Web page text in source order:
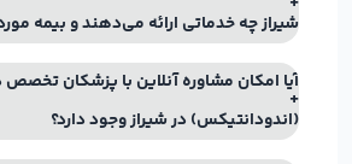
شیراز چه خدماتی ارائه می‌دهند و بیمه
آیا امکان مشاوره آنلاین با پزشکان
(اندودانتیکس) در شیراز وجود دارد؟